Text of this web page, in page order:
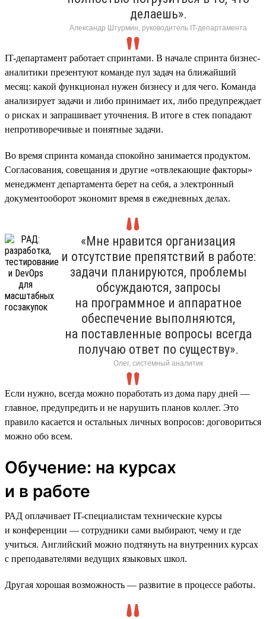
делаешь».
Александр Штурмин, руководитель IT-департамента
IT-департамент работает спринтами. В начале спринта бизнес-
аналитики презентуют команде пул задач на ближайший
месяц: какой функционал нужен бизнесу и для чего. Команда
анализирует задачи и либо принимает их, либо предупреждает
о рисках и запрашивает уточнения. В итоге в стек попадают
непротиворечивые и понятные задачи.
Во время спринта команда спокойно занимается продуктом.
Согласования, совещания и другие «отвлекающие факторы»
менеджмент департамента берет на себя, а электронный
документооборот экономит время в ежедневных делах.
«Мне нравится организация
и отсутствие препятствий в работе:
задачи планируются, проблемы
обсуждаются, запросы
на программное и аппаратное
обеспечение выполняются,
на поставленные вопросы всегда
получаю ответ по существу».
Олег, системный аналитик
Если нужно, всегда можно поработать из дома пару дней —
главное, предупредить и не нарушить планов коллег. Это
правило касается и остальных личных вопросов: договориться
можно обо всем.
Обучение: на курсах
и в работе
РАД оплачивает IT-специалистам технические курсы
и конференции — сотрудники сами выбирают, чему и где
учиться. Английский можно подтянуть на внутренних курсах
с преподавателями ведущих языковых школ.
Другая хорошая возможность — развитие в процессе работы.